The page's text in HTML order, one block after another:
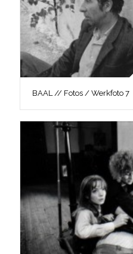
BAAL // Fotos / Werkfoto 7